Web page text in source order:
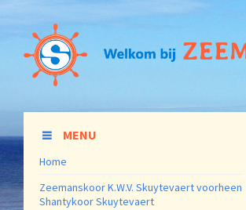
MENU
Home
Zeemanskoor K.W.V. Skuytevaert voorheen
Shantykoor Skuytevaert